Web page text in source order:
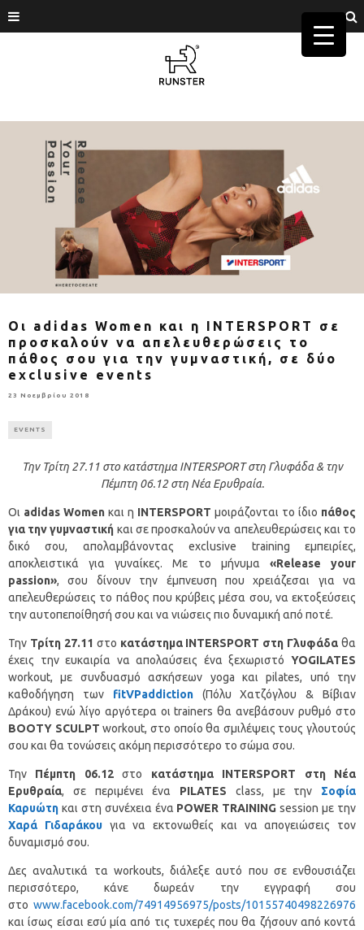
Οι adidas Women και η INTERSPORT σε
προσκαλούν να απελευθερώσεις το
πάθος σου για την γυμναστική, σε δύο
exclusive events
23 Νοεμβρίου 2018
EVENTS
Την Τρίτη 27.11 στο κατάστημα INTERSPORT στη Γλυφάδα & την
Πέμπτη 06.12 στη Νέα Ερυθραία.
Οι adidas Women και η INTERSPORT μοιράζονται το ίδιο πάθος
για την γυμναστική και σε προσκαλούν να απελευθερώσεις και το
δικό σου, απολαμβάνοντας exclusive training εμπειρίες,
αποκλειστικά για γυναίκες. Με το μήνυμα «Release
your
passion», σου δίνουν την έμπνευση που χρειάζεσαι για να
απελευθερώσεις το πάθος που κρύβεις μέσα σου, να εκτοξεύσεις
την αυτοπεποίθησή σου και να νιώσεις πιο δυναμική από ποτέ.
Την Τρίτη 27.11 στο κατάστημα INTERSPORT στη Γλυφάδα θα
έχεις την ευκαιρία να απολαύσεις ένα ξεχωριστό YOGILATES
workout, με συνδυασμό ασκήσεων yoga και pilates, υπό την
καθοδήγηση των fitVPaddiction(Πόλυ Χατζόγλου & Βίβιαν
Δράκου) ενώ λίγο αργότερα οι trainers θα ανεβάσουν ρυθμό στο
BOOTY SCULPT workout, στο οποίο θα σμιλέψεις τους γλουτούς
σου και θα τονώσεις ακόμη περισσότερο το σώμα σου.
Την Πέμπτη 06.12στο κατάστημα INTERSPORT στη Νέα
Ερυθραία, σε περιμένει ένα PILATES class, με την Σοφία
Καρυώτη και στη συνέχεια ένα POWER TRAINING session με την
Χαρά Γιδαράκουγια να εκτονωθείς και να απογειώσεις τον
δυναμισμό σου.
Δες αναλυτικά τα workouts, διάλεξε αυτό που σε ενθουσιάζει
περισσότερο, κάνε δωρεάν την εγγραφή σου
στο www.facebook.com/74914956975/posts/10155740498226976
και ίσως είσαι εσύ μία από τις τυχερές που θα ζήσουν από κοντά